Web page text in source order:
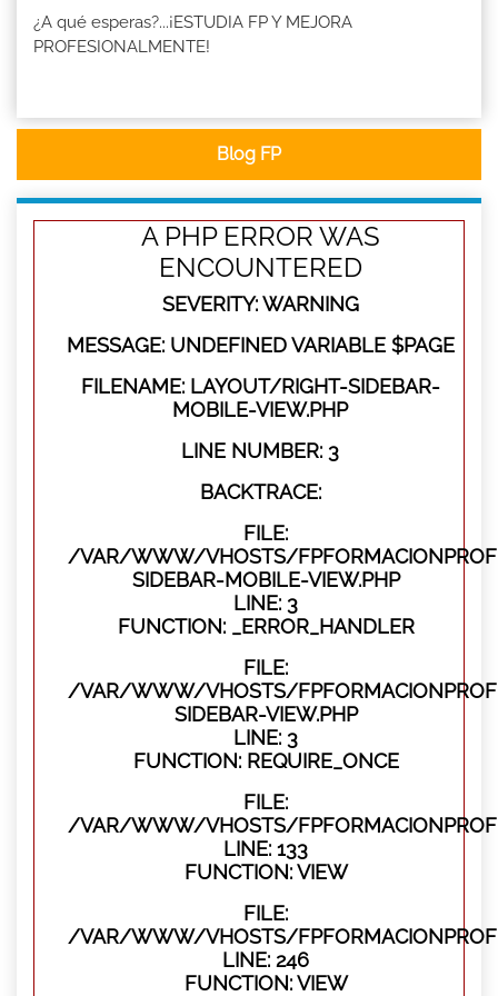
¿A qué esperas?...¡ESTUDIA FP Y MEJORA
PROFESIONALMENTE!
Blog FP
A PHP ERROR WAS
ENCOUNTERED
SEVERITY: WARNING
MESSAGE: UNDEFINED VARIABLE $PAGE
FILENAME: LAYOUT/RIGHT-SIDEBAR-
MOBILE-VIEW.PHP
LINE NUMBER: 3
BACKTRACE:
FILE:
/VAR/WWW/VHOSTS/
SIDEBAR-MOBILE-VIEW.PHP
LINE: 3
FUNCTION: _ERROR_HANDLER
FILE:
/VAR/WWW/VHOSTS/
SIDEBAR-VIEW.PHP
LINE: 3
FUNCTION: REQUIRE_ONCE
FILE:
/VAR/WWW/VHOSTS/
LINE: 133
FUNCTION: VIEW
FILE:
/VAR/WWW/VHOSTS/
LINE: 246
FUNCTION: VIEW